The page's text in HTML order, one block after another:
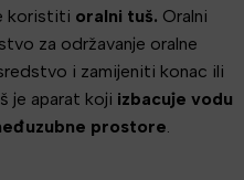
koristiti oralni tuš. Oralni
za održavanje oralne
i zamijeniti konac ili
je aparat koji izbacuje vodu
prostore.